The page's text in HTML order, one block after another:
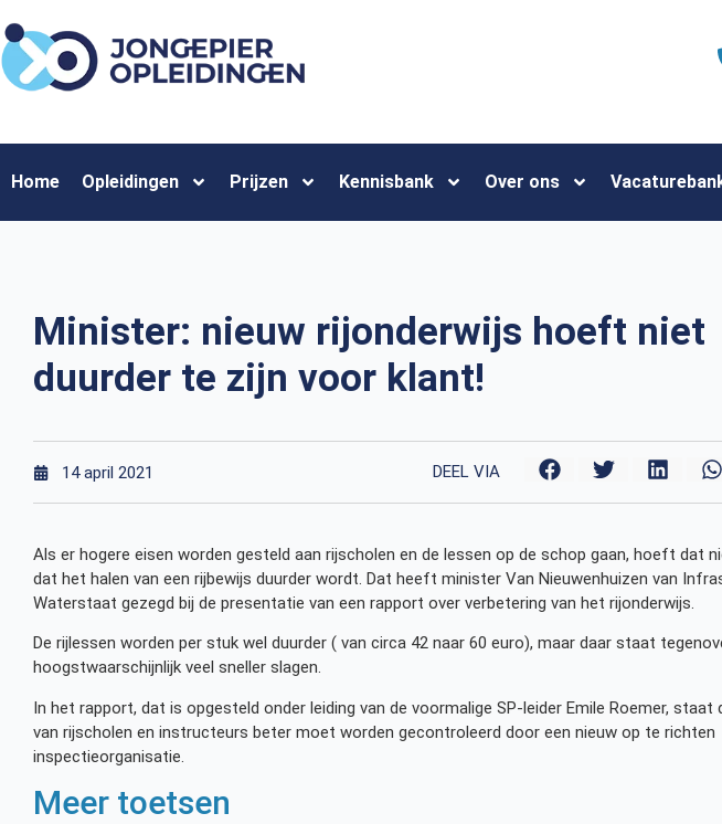
Home Opleidingen Prijzen Kennisbank Over ons
Minister: nieuw rijonderwijs hoeft niet
duurder te zijn voor klant!
14 april 2021 DEEL VIA
Als er hogere eisen worden gesteld aan rijscholen en de lessen op de schop gaan, hoeft dat
dat het halen van een rijbewijs duurder wordt. Dat heeft minister Van Nieuwenhuizen van
Waterstaat gezegd bij de presentatie van een rapport over verbetering van het rijonderwijs.
De rijlessen worden per stuk wel duurder ( van circa 42 naar 60 euro), maar daar staat
hoogstwaarschijnlijk veel sneller slagen.
In het rapport, dat is opgesteld onder leiding van de voormalige SP-leider Emile Roemer, staat
van rijscholen en instructeurs beter moet worden gecontroleerd door een nieuw op te richten
inspectieorganisatie.
Meer toetsen